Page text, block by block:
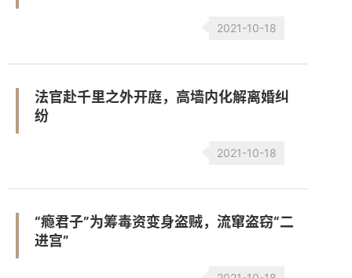
2021-10-18
法官赴千里之外开庭，高墙内化解离婚纠
纷
2021-10-18
“瘾君子”为筹毒资变身盗贼，流窜盗窃“二
进宫”